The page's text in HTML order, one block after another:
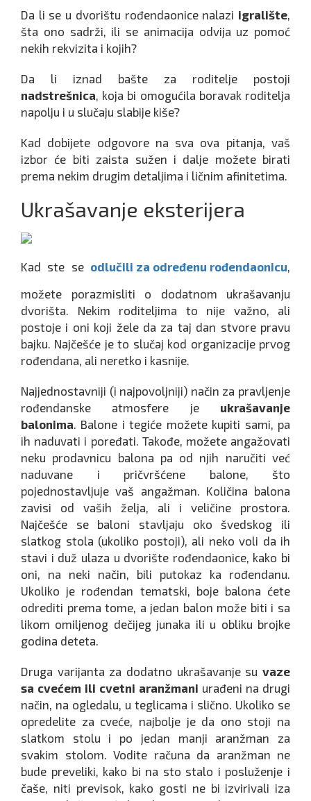
Da li se u dvorištu rođendaonice nalazi igralište
šta ono sadrži, ili se animacija odvija uz pomoć
nekih rekvizita i kojih?
Da li iznad bašte za roditelje postoji
nadstrešnica , koja bi omogućila boravak roditelja
napolju i u slučaju slabije kiše?
Kad dobijete odgovore na sva ova pitanja, vaš
izbor će biti zaista sužen i dalje možete birati
prema nekim drugim detaljima i ličnim afinitetima.
Ukrašavanje eksterijera
Kad ste se odlučili za određenu rođendaonicu
možete porazmisliti o dodatnom ukrašavanju
dvorišta. Nekim roditeljima to nije važno, ali
postoje i oni koji žele da za taj dan stvore pravu
bajku. Najčešće je to slučaj kod organizacije prvog
rođendana, ali neretko i kasnije.
Najjednostavniji (i najpovoljniji) način za pravljenje
rođendanske atmosfere je ukrašavanje
balonima . Balone i tegiće možete kupiti sami, pa
ih naduvati i poređati. Takođe, možete angažovati
neku prodavnicu balona pa od njih naručiti već
naduvane i pričvršćene balone, što
pojednostavljuje vaš angažman. Količina balona
zavisi od vaših želja, ali i veličine prostora.
Najčešće se baloni stavljaju oko švedskog ili
slatkog stola (ukoliko postoji), ali neko voli da ih
stavi i duž ulaza u dvorište rođendaonice, kako bi
oni, na neki način, bili putokaz ka rođendanu.
Ukoliko je rođendan tematski, boje balona ćete
odrediti prema tome, a jedan balon može biti i sa
likom omiljenog dečijeg junaka ili u obliku brojke
godina deteta.
Druga varijanta za dodatno ukrašavanje su vaze
sa cvećem ili cvetni aranžmani urađeni na drugi
način, na ogledalu, u teglicama i slično. Ukoliko se
opredelite za cveće, najbolje je da ono stoji na
slatkom stolu i po jedan manji aranžman za
svakim stolom. Vodite računa da aranžman ne
bude preveliki, kako bi na sto stalo i posluženje i
čaše, niti previsok, kako gosti ne bi izvirivali iza